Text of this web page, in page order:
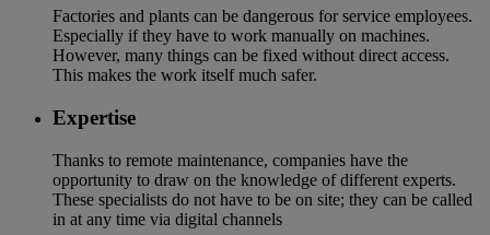
Factories and plants can be dangerous for service employees.
Especially if they have to work manually on machines.
However, many things can be fixed without direct access.
This makes the work itself much safer.
Expertise
Thanks to remote maintenance, companies have the
opportunity to draw on the knowledge of different experts.
These specialists do not have to be on site; they can be called
in at any time via digital channels